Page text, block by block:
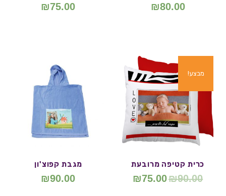
₪80.00
₪75.00
מבצע!
כרית קטיפה מרובעת
₪90.00
₪75.00
מגבת קפוצ'ון
₪90.00